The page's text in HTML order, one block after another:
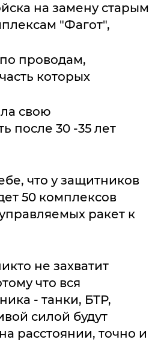
на замену старым
"Фагот",
проводам,
которых
свою
после 30 -35 лет
что у защитников
50 комплексов
ракет к
не захватит
что вся
- танки, БТР,
силой будут
расстоянии, точно и